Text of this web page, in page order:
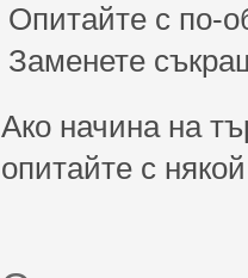
Опитайте с по-
Заменете
Ако начина на
опитайте с